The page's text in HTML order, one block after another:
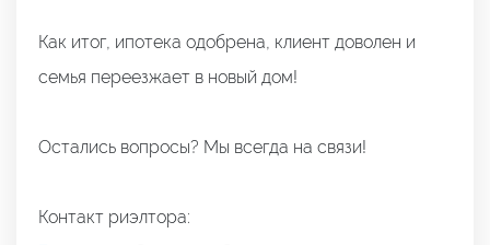
Как итог, ипотека одобрена, клиент доволен и
семья переезжает в новый дом!
Остались вопросы? Мы всегда на связи!
Контакт риэлтора: